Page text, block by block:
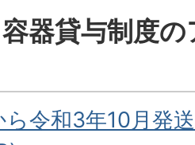
器貸与制度
令和3年10月発